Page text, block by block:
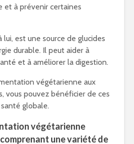
et à prévenir certaines
lui, est une source de glucides
durable. Il peut aider à
et à améliorer la digestion.
végétarienne aux
vous pouvez bénéficier de ces
globale.
végétarienne
une variété de